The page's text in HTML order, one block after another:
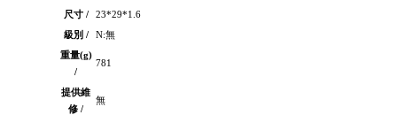
尺寸 /
23*29*1.6
級別 /
N:無
重量(g)
/
781
提供維
修 /
無